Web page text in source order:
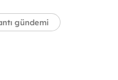
gündemi